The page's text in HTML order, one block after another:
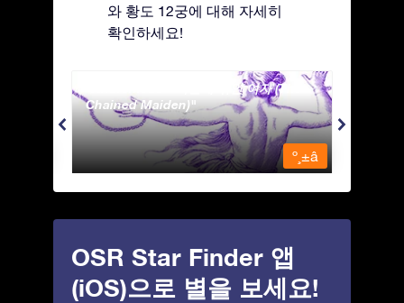
와 황도 12궁에 대해 자세히
확인하세요!
Andromeda - 사슬에 묶인 여자 (The
Chained Maiden)
º¸±â
OSR Star Finder 앱
(iOS)으로 별을 보세요!